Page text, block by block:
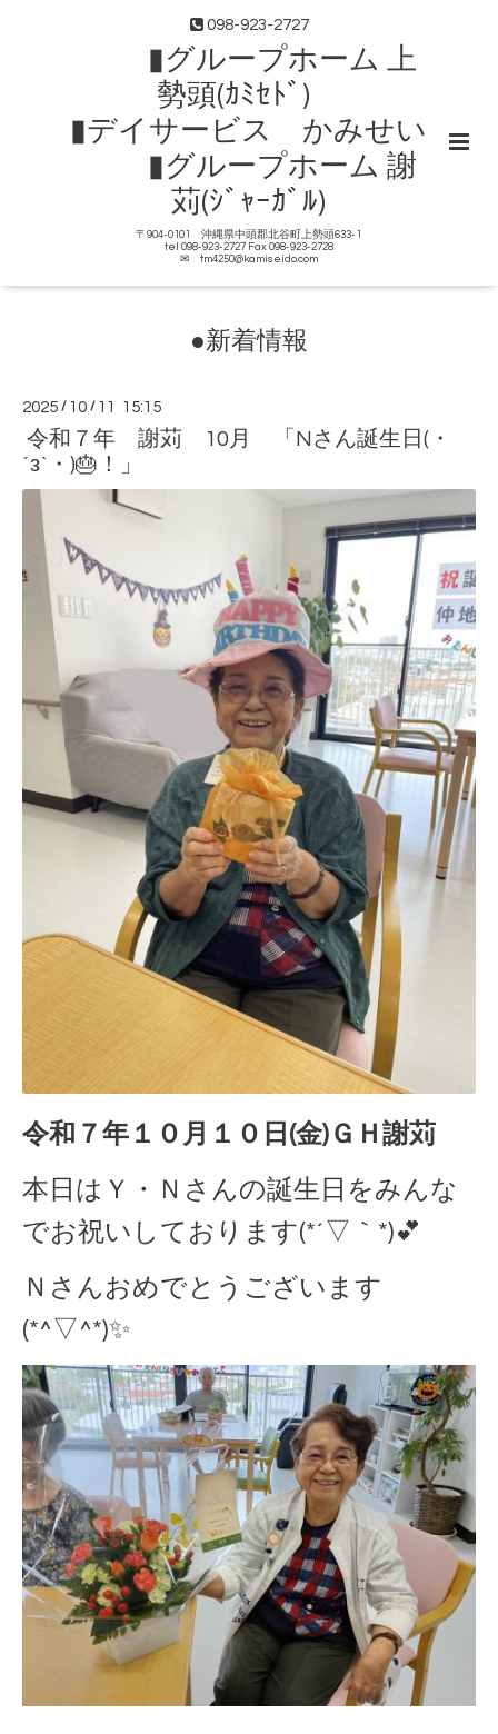
098-923-2727
▮グループホーム 上
勢頭(ｶﾐｾﾄﾞ)
▮デイサービス かみせい
▮グループホーム 謝
苅(ｼﾞｬｰｶﾞﾙ)
〒904-0101 沖縄県中頭郡北谷町上勢頭633-1
tel 098-923-2727 Fax 098-923-2728
✉ tm4250@kamiseido.com
●新着情報
2025 / 10 / 11 15:15
令和７年 謝苅 10月 「Nさん誕生日(・
´з`・)🎂！」
令和７年１０月１０日(金)ＧＨ謝苅
本日はＹ・Ｎさんの誕生日をみんな
でお祝いしております(*´▽｀*)💕
Ｎさんおめでとうございます
(*^▽^*)✨